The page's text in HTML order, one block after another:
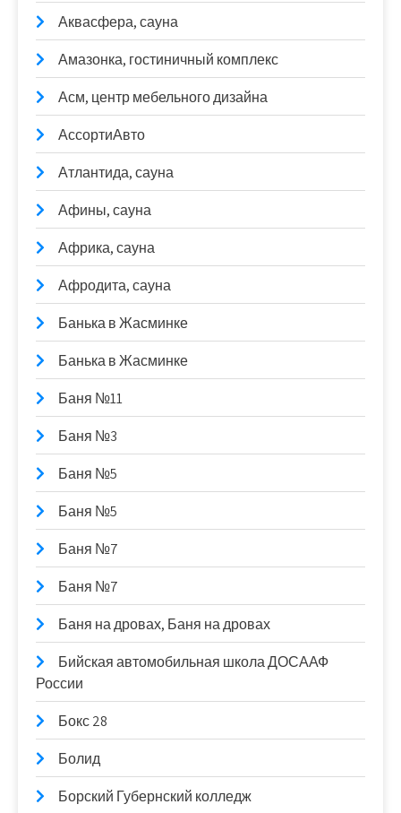
Аквасфера, сауна
Амазонка, гостиничный комплекс
Асм, центр мебельного дизайна
АссортиАвто
Атлантида, сауна
Афины, сауна
Африка, сауна
Афродита, сауна
Банька в Жасминке
Банька в Жасминке
Баня №11
Баня №3
Баня №5
Баня №5
Баня №7
Баня №7
Баня на дровах, Баня на дровах
Бийская автомобильная школа ДОСААФ
России
Бокс 28
Болид
Борский Губернский колледж